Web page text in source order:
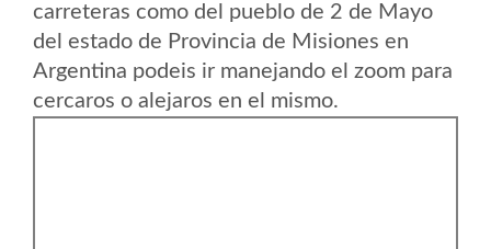
carreteras como del pueblo de 2 de Mayo
del estado de Provincia de Misiones en
Argentina podeis ir manejando el zoom para
cercaros o alejaros en el mismo.